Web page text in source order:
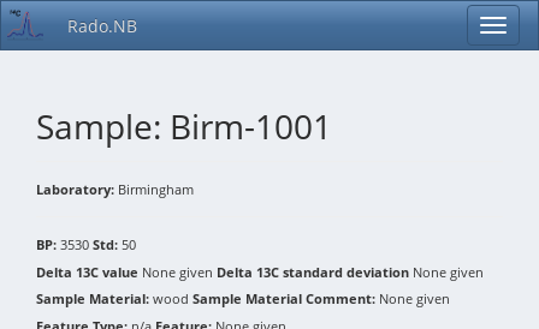
Rado.NB
Sample: Birm-1001
Laboratory: Birmingham
BP: 3530 Std: 50
Delta 13C value None given Delta 13C standard deviation None given
Sample Material: wood Sample Material Comment: None given
Feature Type: n/a Feature: None given